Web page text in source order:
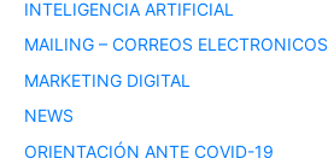
INTELIGENCIA ARTIFICIAL
MAILING – CORREOS ELECTRONICOS
MARKETING DIGITAL
NEWS
ORIENTACIÓN ANTE COVID-19